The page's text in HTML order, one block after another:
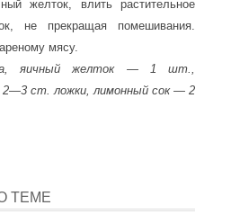
желток, влить растительное
не прекращая помешивания.
мясу.
яичный желток — 1 шт.,
ст. ложки, лимонный сок — 2
ТЕМЕ